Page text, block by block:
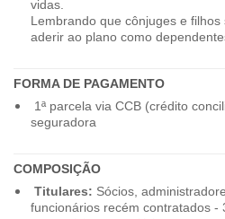
vidas.
Lembrando que cônjuges e
aderir ao plano como
FORMA DE PAGAMENTO
1ª parcela via CCB (crédito
seguradora
COMPOSIÇÃO
Titulares: Sócios,
funcionários recém contratados -